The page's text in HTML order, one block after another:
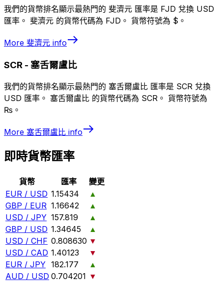
我們的貨幣排名顯示最熱門的 斐濟元 匯率是 FJD 兌換 USD
匯率。 斐濟元 的貨幣代碼為 FJD。 貨幣符號為 $。
More 斐濟元 info
SCR - 塞舌爾盧比
我們的貨幣排名顯示最熱門的 塞舌爾盧比 匯率是 SCR 兌換
USD 匯率。 塞舌爾盧比 的貨幣代碼為 SCR。 貨幣符號為
₨。
More 塞舌爾盧比 info
即時貨幣匯率
貨幣 匯率
變更
EUR / USD 1.15434
▲
GBP / EUR 1.16642
▲
USD / JPY 157.819
▲
GBP / USD 1.34645
▲
USD / CHF 0.808630 ▼
USD / CAD 1.40123
▼
EUR / JPY 182.177
▲
AUD / USD 0.704201 ▼